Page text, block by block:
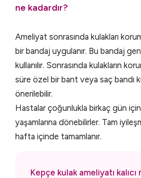
ne kadardır?
Ameliyat sonrasında kulakları
bir bandaj uygulanır. Bu bandaj
kullanılır. Sonrasında kulakların
süre özel bir bant veya saç bandı
önerilebilir.
Hastalar çoğunlukla birkaç gün
yaşamlarına dönebilirler. Tam
hafta içinde tamamlanır.
Kepçe kulak ameliyatı kalıcı